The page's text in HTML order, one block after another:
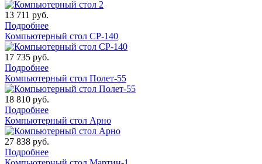
13 711 руб.
Подробнее
Компьютерный стол СР-140
17 735 руб.
Подробнее
Компьютерный стол Полет-55
18 810 руб.
Подробнее
Компьютерный стол Арно
27 838 руб.
Подробнее